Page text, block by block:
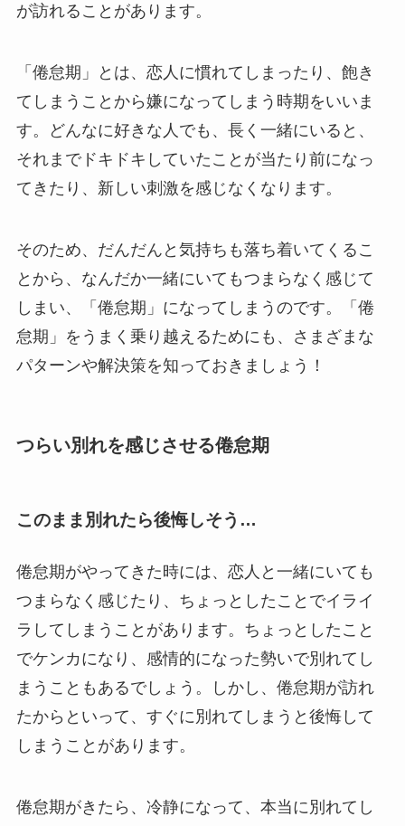
が訪れることがあります。
「倦怠期」とは、恋人に慣れてしまったり、飽き
てしまうことから嫌になってしまう時期をいいま
す。どんなに好きな人でも、長く一緒にいると、
それまでドキドキしていたことが当たり前になっ
てきたり、新しい刺激を感じなくなります。
そのため、だんだんと気持ちも落ち着いてくるこ
とから、なんだか一緒にいてもつまらなく感じて
しまい、「倦怠期」になってしまうのです。「倦
怠期」をうまく乗り越えるためにも、さまざまな
パターンや解決策を知っておきましょう！
つらい別れを感じさせる倦怠期
このまま別れたら後悔しそう…
倦怠期がやってきた時には、恋人と一緒にいても
つまらなく感じたり、ちょっとしたことでイライ
ラしてしまうことがあります。ちょっとしたこと
でケンカになり、感情的になった勢いで別れてし
まうこともあるでしょう。しかし、倦怠期が訪れ
たからといって、すぐに別れてしまうと後悔して
しまうことがあります。
倦怠期がきたら、冷静になって、本当に別れてし